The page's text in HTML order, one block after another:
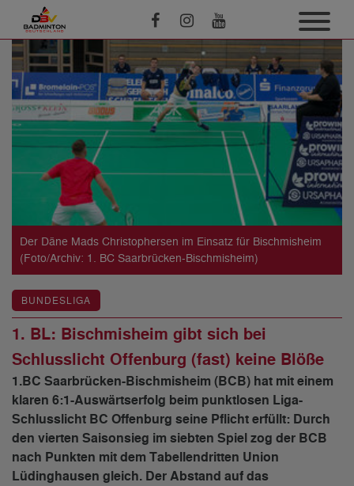
Der Däne Mads Christophersen im Einsatz für Bischmisheim
(Foto/Archiv: 1. BC Saarbrücken-Bischmisheim)
BUNDESLIGA
1. BL: Bischmisheim gibt sich bei
Schlusslicht Offenburg (fast) keine Blöße
1.BC Saarbrücken-Bischmisheim (BCB) hat mit einem
klaren 6:1-Auswärtserfolg beim punktlosen Liga-
Schlusslicht BC Offenburg seine Pflicht erfüllt: Durch
den vierten Saisonsieg im siebten Spiel zog der BCB
nach Punkten mit dem Tabellendritten Union
Lüdinghausen gleich. Der Abstand auf das